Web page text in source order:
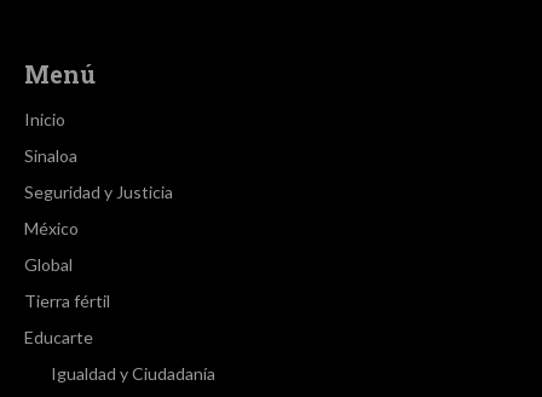
Menú
Inicio
Sinaloa
Seguridad y Justicia
México
Global
Tierra fértil
Educarte
Igualdad y Ciudadanía